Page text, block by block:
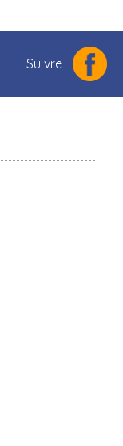
Suivre